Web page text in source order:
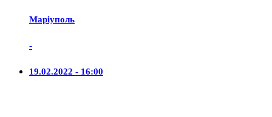
Маріуполь
-
19.02.2022 - 16:00